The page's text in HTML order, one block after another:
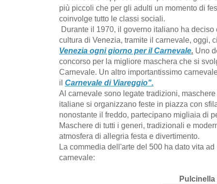
più piccoli che per gli adulti un momento di
coinvolge tutto le classi sociali.
Durante il 1970, il governo italiano ha
cultura di Venezia, tramite il carnevale, oggi,
Venezia ogni giorno per il Carnevale. Uno
concorso per la migliore maschera che si
Carnevale. Un altro importantissimo
il Carnevale di Viareggio".
Al carnevale sono legate tradizioni,
italiane si organizzano feste in piazza con
nonostante il freddo, partecipano migliaia di
Maschere di tutti i generi, tradizionali e
atmosfera di allegria festa e divertimento.
La commedia dell'arte del 500 ha dato vita
carnevale:
Pulcinella